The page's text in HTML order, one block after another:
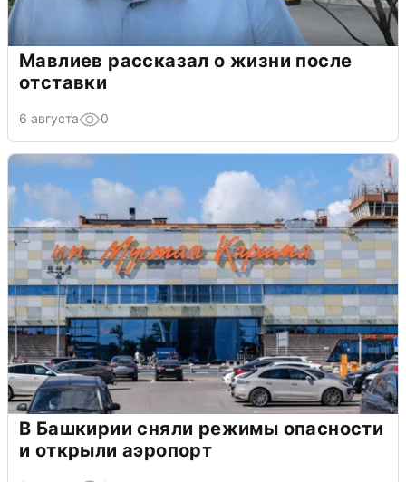
Мавлиев рассказал о жизни после
отставки
6 августа 0
В Башкирии сняли режимы опасности
и открыли аэропорт